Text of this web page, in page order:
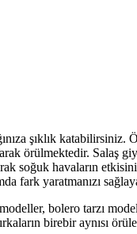
şıklık
örülmektedir.
soğuk havaların
fark yaratmanızı
bolero tarzı
birebir aynısı